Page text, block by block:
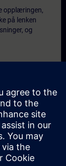
opplæringen,
på lenken
og
på et
SITRAIN-
grupper (6